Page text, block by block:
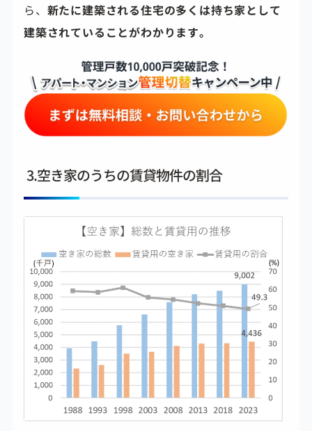
ら、 新たに建築される住宅の多くは持ち家として
建築されていることがわかります。
3.空き家のうちの賃貸物件の割合